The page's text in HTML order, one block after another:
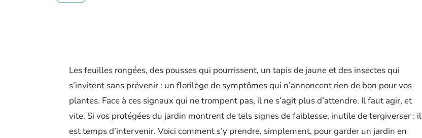
Les feuilles rongées, des pousses qui pourrissent, un tapis de jaune et des insectes qui
s’invitent sans prévenir : un florilège de symptômes qui n’annoncent rien de bon pour vos
plantes. Face à ces signaux qui ne trompent pas, il ne s’agit plus d’attendre. Il faut agir, et
vite. Si vos protégées du jardin montrent de tels signes de faiblesse, inutile de tergiverser : il
est temps d’intervenir. Voici comment s’y prendre, simplement, pour garder un jardin en